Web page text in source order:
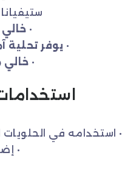
•
• يوفر تحلية
• خالي
• استخدامه في
•